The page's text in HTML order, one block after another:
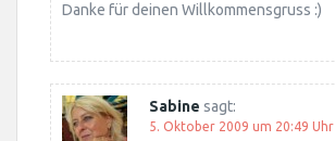
Danke für deinen Willkommensgruss :)
Sabine sagt:
5. Oktober 2009 um 20:49 Uhr